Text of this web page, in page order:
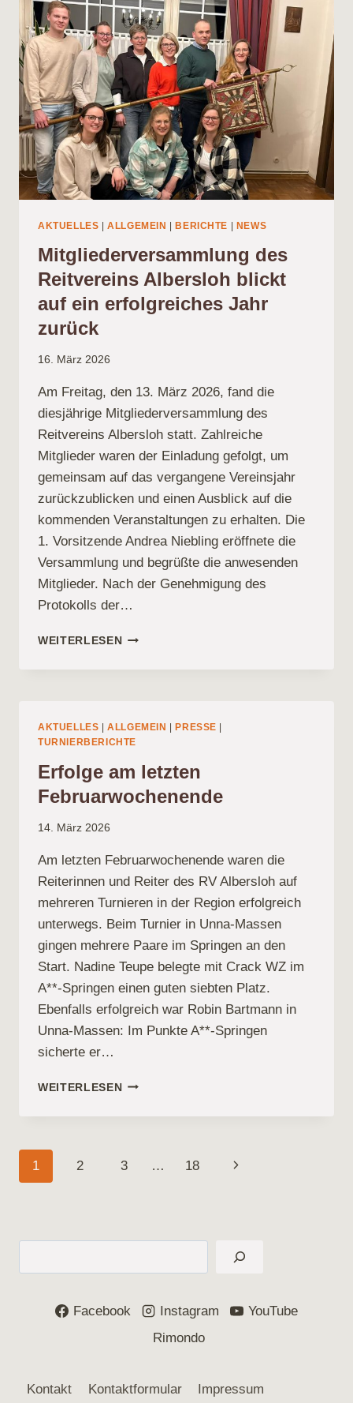
TAGE
VOLLER
SPORT
UND
SONNENSCHEIN
AKTUELLES |ALLGEMEIN |BERICHTE | NEWS
Mitgliederversammlung des
Reitvereins Albersloh blickt
auf ein erfolgreiches Jahr
zurück
16. März 2026
Am Freitag, den 13. März 2026, fand die
diesjährige Mitgliederversammlung des
Reitvereins Albersloh statt. Zahlreiche
Mitglieder waren der Einladung gefolgt, um
gemeinsam auf das vergangene Vereinsjahr
zurückzublicken und einen Ausblick auf die
kommenden Veranstaltungen zu erhalten. Die
1. Vorsitzende Andrea Niebling eröffnete die
Versammlung und begrüßte die anwesenden
Mitglieder. Nach der Genehmigung des
Protokolls der…
WEITERLESENMITGLIEDERVERSAMMLUNG
REITVEREINS
EIN
JAHR
AKTUELLES |ALLGEMEIN PRESSE
TURNIERBERICHTE
Erfolge am letzten
Februarwochenende
14. März 2026
Am letzten Februarwochenende waren die
Reiterinnen und Reiter des RV Albersloh auf
mehreren Turnieren in der Region erfolgreich
unterwegs. Beim Turnier in Unna-Massen
gingen mehrere Paare im Springen an den
Start. Nadine Teupe belegte mit Crack WZ im
A**-Springen einen guten siebten Platz.
Ebenfalls erfolgreich war Robin Bartmann in
Unna-Massen: Im Punkte A**-Springen
sicherte er…
WEITERLESENERFOLGE
LETZTEN
Seitennavigation
1 2 3 … 18
Nächste
Facebook Instagram
YouTube
Rimondo
Kontakt Kontaktformular Impressum